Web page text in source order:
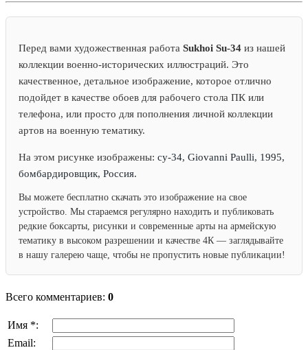
Перед вами художественная работа Sukhoi Su-34 из нашей
коллекции военно-исторических иллюстраций. Это
качественное, детальное изображение, которое отлично
подойдет в качестве обоев для рабочего стола ПК или
телефона, или просто для пополнения личной коллекции
артов на военную тематику.
На этом рисунке изображены: су-34, Giovanni Paulli, 1995,
бомбардировщик, Россия.
Вы можете бесплатно скачать это изображение на свое
устройство. Мы стараемся регулярно находить и публиковать
редкие боксарты, рисунки и современные арты на армейскую
тематику в высоком разрешении и качестве 4К — заглядывайте
в нашу галерею чаще, чтобы не пропустить новые публикации!
Всего комментариев: 0
Имя *:
Email: